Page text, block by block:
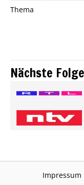
Thema
Nächste
Impressum